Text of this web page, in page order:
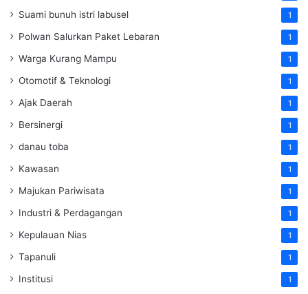
Suami bunuh istri labusel 1
Polwan Salurkan Paket Lebaran 1
Warga Kurang Mampu 1
Otomotif & Teknologi 1
Ajak Daerah 1
Bersinergi 1
danau toba 1
Kawasan 1
Majukan Pariwisata 1
Industri & Perdagangan 1
Kepulauan Nias 1
Tapanuli 1
Institusi 1